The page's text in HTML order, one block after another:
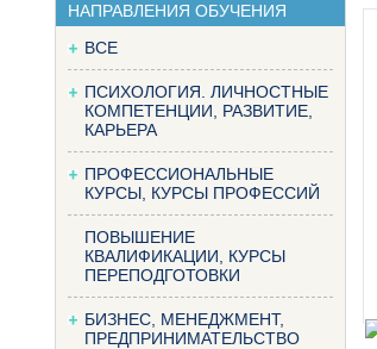
НАПРАВЛЕНИЯ ОБУЧЕНИЯ
ВСЕ
ПСИХОЛОГИЯ. ЛИЧНОСТНЫЕ
КОМПЕТЕНЦИИ, РАЗВИТИЕ,
КАРЬЕРА
ПРОФЕССИОНАЛЬНЫЕ
КУРСЫ, КУРСЫ ПРОФЕССИЙ
ПОВЫШЕНИЕ
КВАЛИФИКАЦИИ, КУРСЫ
ПЕРЕПОДГОТОВКИ
БИЗНЕС, МЕНЕДЖМЕНТ,
ПРЕДПРИНИМАТЕЛЬСТВО